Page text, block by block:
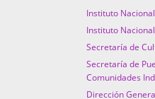
Instituto
Instituto
Secretaría de
Secretaría de
Comunidades
Dirección